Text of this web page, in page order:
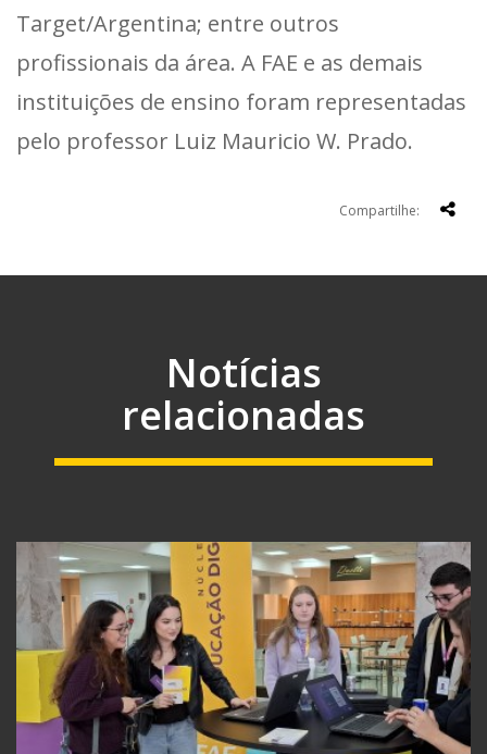
Target/Argentina; entre outros
profissionais da área. A FAE e as demais
instituições de ensino foram representadas
pelo professor Luiz Mauricio W. Prado.
Compartilhe:
Notícias
relacionadas